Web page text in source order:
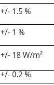
+/- 1.5 %
+/- 1 %
+/- 18 W/m²
+/- 0.2 %